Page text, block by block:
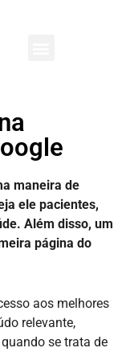
maneira de
ele pacientes,
Além disso, um
página do
aos melhores
relevante,
se trata de